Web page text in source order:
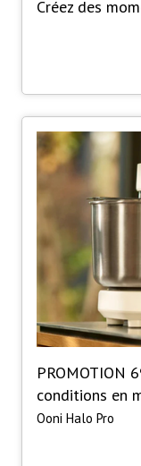
Créez des
PROMOTION
conditions en
Ooni Halo Pro